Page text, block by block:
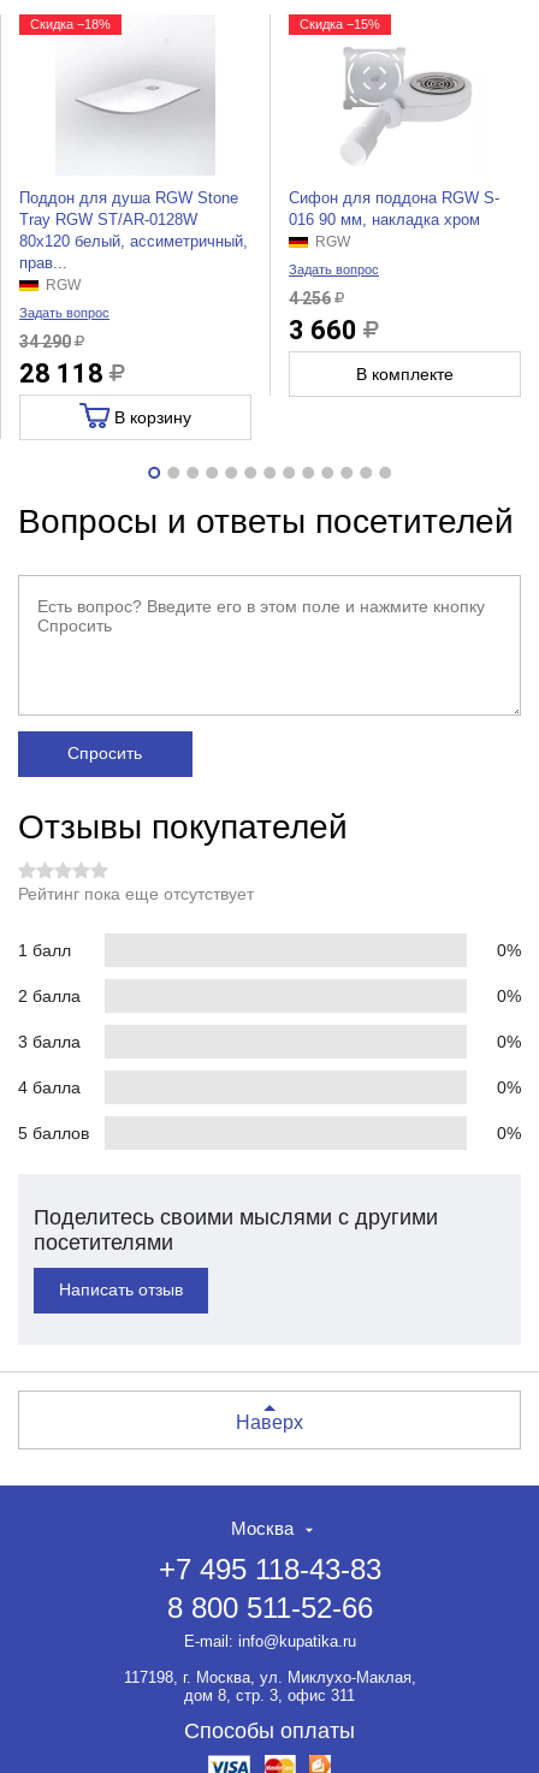
Скидка −18%
Поддон для душа RGW Stone
Tray RGW ST/AR-0128W
80x120 белый, ассиметричный,
прав...
RGW
Задать вопрос
34 290
28 118
В корзину
Скидка −15%
Сифон для поддона RGW S-
016 90 мм, накладка хром
RGW
Задать вопрос
4 256
3 660
В комплекте
Вопросы и ответы посетителей
Спросить
Отзывы покупателей
Рейтинг пока еще отсутствует
1 балл 0%
2 балла 0%
3 балла 0%
4 балла 0%
5 баллов 0%
Поделитесь своими мыслями с другими
посетителями
Написать отзыв
Наверх
Москва
+7 495 118-43-83
8 800 511-52-66
E-mail: info@kupatika.ru
117198, г. Москва, ул. Миклухо-Маклая,
дом 8, стр. 3, офис 311
Способы оплаты